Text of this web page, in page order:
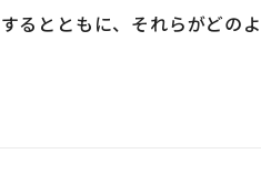
るとともに、それらがどの